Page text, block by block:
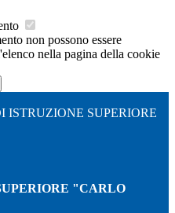
non possono essere
nella pagina della cookie
ISTRUZIONE SUPERIORE
"CARLO